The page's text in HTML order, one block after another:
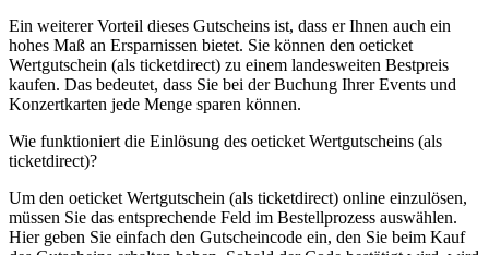
Ein weiterer Vorteil dieses Gutscheins ist, dass er Ihnen auch ein
hohes Maß an Ersparnissen bietet. Sie können den oeticket
Wertgutschein (als ticketdirect) zu einem landesweiten Bestpreis
kaufen. Das bedeutet, dass Sie bei der Buchung Ihrer Events und
Konzertkarten jede Menge sparen können.
Wie funktioniert die Einlösung des oeticket Wertgutscheins (als
ticketdirect)?
Um den oeticket Wertgutschein (als ticketdirect) online einzulösen,
müssen Sie das entsprechende Feld im Bestellprozess auswählen.
Hier geben Sie einfach den Gutscheincode ein, den Sie beim Kauf